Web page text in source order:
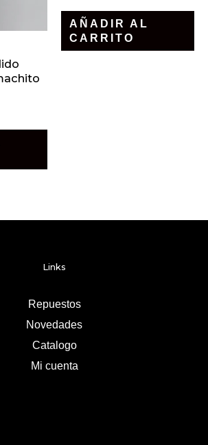
AÑADIR AL
CARRITO
Links
Repuestos
Novedades
Catalogo
Mi cuenta